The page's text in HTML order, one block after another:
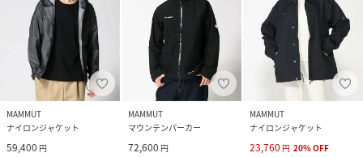
MAMMUT
ナイロンジャケット
59,400 円
MAMMUT
マウンテンパーカー
72,600 円
MAMMUT
ナイロンジャケット
23,760 円 20%OFF